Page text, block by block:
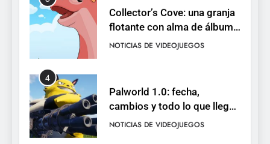
Collector’s Cove: una granja
flotante con alma de álbum
NOTICIAS DE VIDEOJUEGOS
4
Palworld 1.0: fecha,
cambios y todo lo que llega
completo
NOTICIAS DE VIDEOJUEGOS